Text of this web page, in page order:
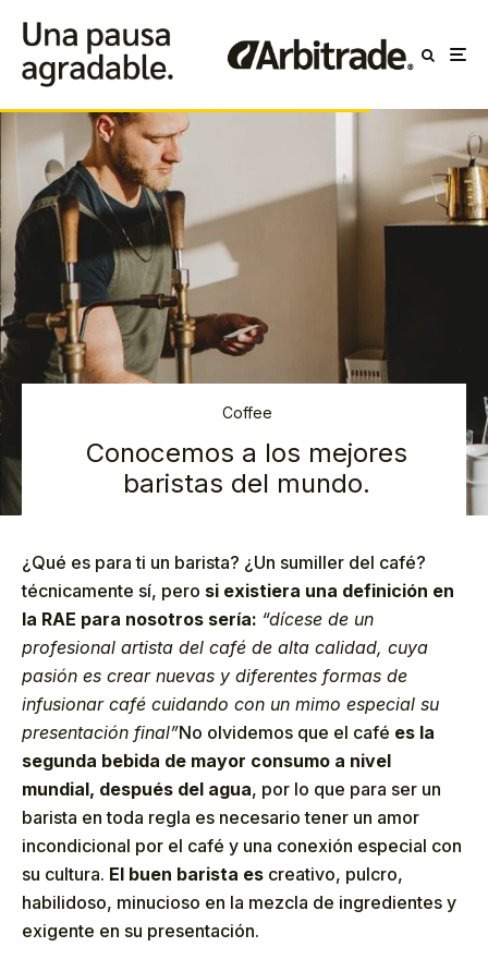
Coffee
Conocemos a los mejores
baristas del mundo.
¿Qué es para ti un barista? ¿Un sumiller del café?
técnicamente sí, pero si existiera una definición en
la RAE para nosotros sería: “dícese de un
profesional artista del café de alta calidad, cuya
pasión es crear nuevas y diferentes formas de
infusionar café cuidando con un mimo especial su
presentación final”No olvidemos que el café es la
segunda bebida de mayor consumo a nivel
mundial, después del agua, por lo que para ser un
barista en toda regla es necesario tener un amor
incondicional por el café y una conexión especial con
su cultura. El buen barista es creativo, pulcro,
habilidoso, minucioso en la mezcla de ingredientes y
exigente en su presentación.